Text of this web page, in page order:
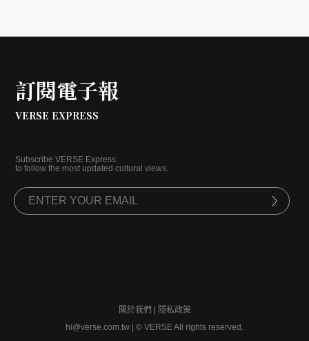
訂閱電子報
VERSE EXPRESS
Subscribe VERSE Express
to follow the most updated cultural views.
關於我們
隱私政策
hi@verse.com.tw
© VERSE All rights reserved.